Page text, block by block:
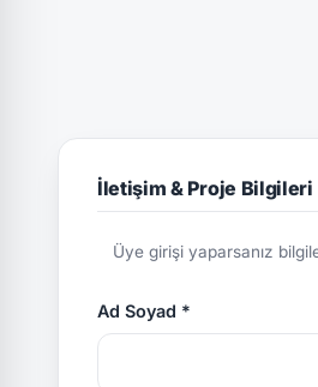
İletişim & Proje Bilgileri
Üye girişi yaparsanız
Ad Soyad *